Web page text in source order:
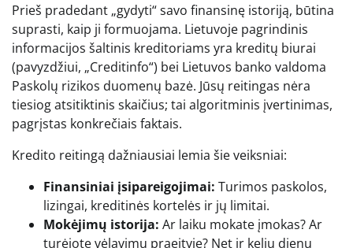
Prieš pradedant „gydyti“ savo finansinę istoriją, būtina
suprasti, kaip ji formuojama. Lietuvoje pagrindinis
informacijos šaltinis kreditoriams yra kreditų biurai
(pavyzdžiui, „Creditinfo“) bei Lietuvos banko valdoma
Paskolų rizikos duomenų bazė. Jūsų reitingas nėra
tiesiog atsitiktinis skaičius; tai algoritminis įvertinimas,
pagrįstas konkrečiais faktais.
Kredito reitingą dažniausiai lemia šie veiksniai:
Finansiniai įsipareigojimai: Turimos paskolos,
lizingai, kreditinės kortelės ir jų limitai.
Mokėjimų istorija: Ar laiku mokate įmokas? Ar
turėjote vėlavimų praeityje? Net ir kelių dienų